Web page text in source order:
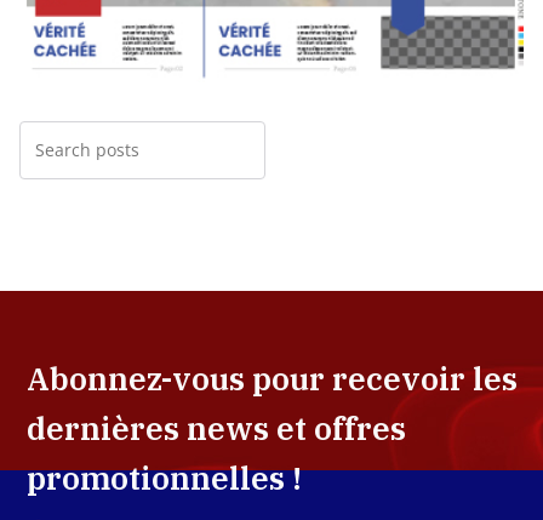
Abonnez-vous pour recevoir les
dernières news et offres
promotionnelles !